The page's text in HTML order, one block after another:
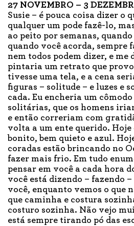
27 NOVEMBRO – 3
Susie – é pouca coisa dizer o
qualquer um pode fazê-lo,
ao peito por semanas,
quando você acorda, sempre
nem todos podem dizer, e me
pintaria um retrato que
tivesse uma tela, e a cena
figuras – solitude – e luzes e
cada. Eu encheria um
solitárias, que os homens
e então correriam com
volta a um ente querido. Hoje
bonito, bem quieto e azul.
coradas estão brincando no
fazer mais frio. Em tudo
pensar em você a cada hora
você está dizendo – fazendo
você, enquanto vemos o que
que caminha e costura
costuro sozinha. Não vejo
está sempre tirando pó das